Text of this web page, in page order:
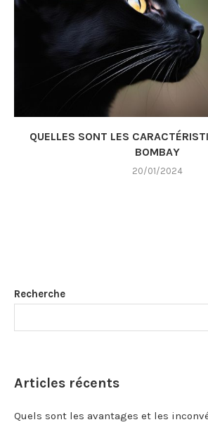
QUELLES SONT LES
BOMBAY
20/01/2024
Recherche
Articles récents
Quels sont les avantages et les